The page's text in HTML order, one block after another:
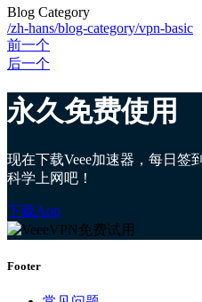
Blog Category
/zh-hans/blog-category/vpn-basic
前一个
后一个
永久免费使用
现在下载Veee加速器，每日签
科学上网吧！
下载App
Footer